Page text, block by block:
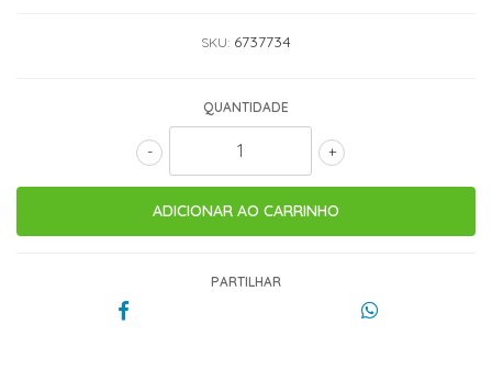
SKU: 6737734
QUANTIDADE
+
-
PARTILHAR